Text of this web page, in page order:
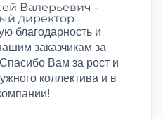
Валерьевич -
директор